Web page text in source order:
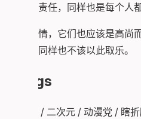
使命和责任，同样也是每个人
有些事情，它们也应该是高尚
堪，但同样也不该以此取乐。
Tags
大学牲 / 二次元 / 动漫党 / 瞎